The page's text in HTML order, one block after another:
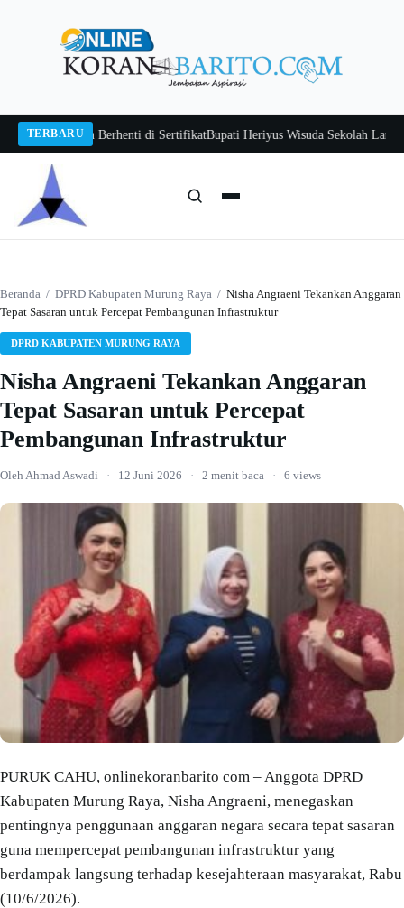
TERBARU
Jangan Berhenti di SertifikatBupati Heriyus Wisuda Sekolah Lansia
Beranda / DPRD Kabupaten Murung Raya / Nisha Angraeni Tekankan Anggaran
Tepat Sasaran untuk Percepat Pembangunan Infrastruktur
DPRD KABUPATEN MURUNG RAYA
Nisha Angraeni Tekankan Anggaran
Tepat Sasaran untuk Percepat
Pembangunan Infrastruktur
Oleh Ahmad Aswadi · 12 Juni 2026 · 2 menit baca · 6 views
PURUK CAHU, onlinekoranbarito com – Anggota DPRD
Kabupaten Murung Raya, Nisha Angraeni, menegaskan
pentingnya penggunaan anggaran negara secara tepat sasaran
guna mempercepat pembangunan infrastruktur yang
berdampak langsung terhadap kesejahteraan masyarakat, Rabu
(10/6/2026).